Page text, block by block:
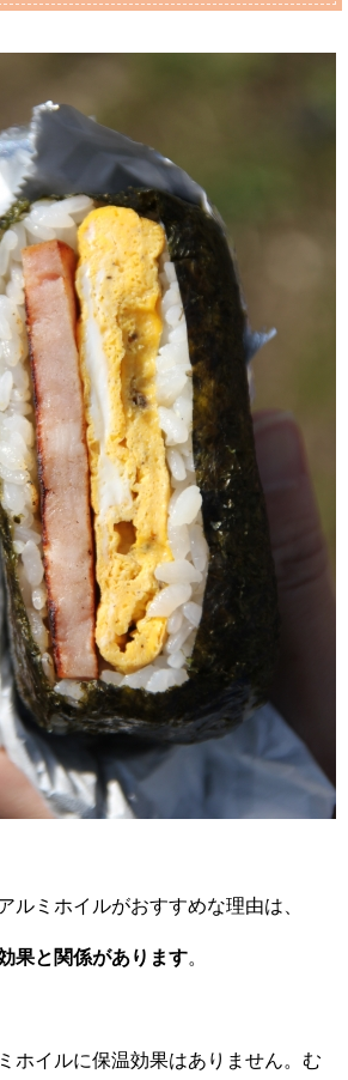
ルミホイルがおすすめな理由は、
果と関係があります。
ホイルに保温効果はありません。む